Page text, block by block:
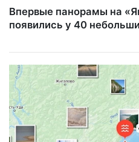
Впервые панорамы на
появились у 40